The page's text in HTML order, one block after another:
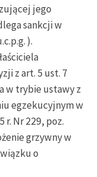
jego
sankcji w
).
z art. 5 ust. 7
w trybie ustawy z
egzekucyjnym w
r. Nr 229, poz.
grzywny w
o